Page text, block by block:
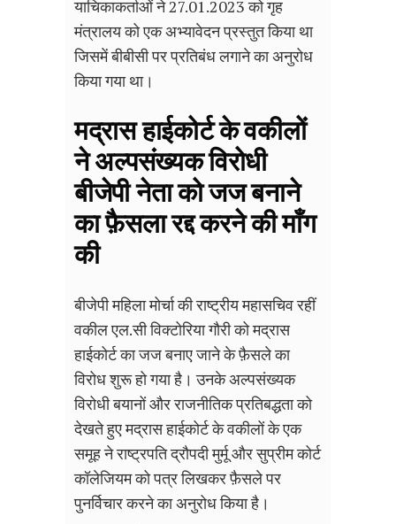
याचिकाकर्ताओं ने27.01.2023को गृह
मंत्रालय को एक अभ्यावेदन प्रस्तुत किया था
जिसमें बीबीसी पर प्रतिबंध लगाने का अनुरोध
किया गया था।
मद्रास हाईकोर्ट के वकीलों
ने अल्पसंख्यक विरोधी
बीजेपी नेता को जज बनाने
का फ़ैसला रद्द करने की माँग
की
बीजेपी महिला मोर्चा की राष्ट्रीय महासचिव रहीं
वकील एल.सी विक्टोरिया गौरी को मद्रास
हाईकोर्ट का जज बनाए जाने के फ़ैसले का
विरोध शुरू हो गया है। उनके अल्पसंख्यक
विरोधी बयानों और राजनीतिक प्रतिबद्धता को
देखते हुए मद्रास हाईकोर्ट के वकीलों के एक
समूह ने राष्ट्रपति द्रौपदी मुर्मू और सुप्रीम कोर्ट
कॉलेजियम को पत्र लिखकर फ़ैसले पर
पुनर्विचार करने का अनुरोध किया है।